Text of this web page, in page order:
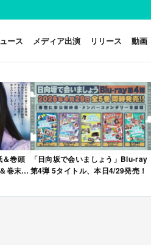
ース メディア出演 リリース 動画
＆巻頭
巻末特
「日向坂で会いましょう」Blu-ray
第4弾 5タイトル、本日4/29発売！